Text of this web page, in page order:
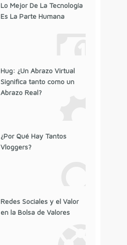
Lo Mejor De La Tecnología
Es La Parte Humana
Hug: ¿Un Abrazo Virtual
Significa tanto como un
Abrazo Real?
¿Por Qué Hay Tantos
Vloggers?
Redes Sociales y el Valor
en la Bolsa de Valores